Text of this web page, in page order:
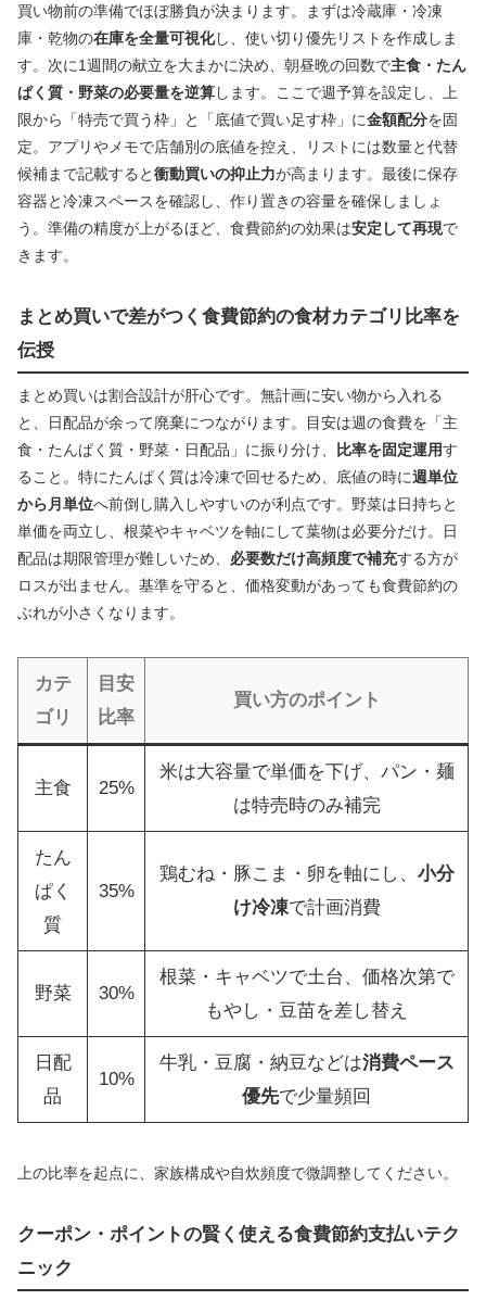
買い物前の準備でほぼ勝負が決まります。まずは冷蔵庫・冷凍
庫・乾物の在庫を全量可視化し、使い切り優先リストを作成しま
す。次に1週間の献立を大まかに決め、朝昼晩の回数で主食・たん
ぱく質・野菜の必要量を逆算します。ここで週予算を設定し、上
限から「特売で買う枠」と「底値で買い足す枠」に金額配分を固
定。アプリやメモで店舗別の底値を控え、リストには数量と代替
候補まで記載すると衝動買いの抑止力が高まります。最後に保存
容器と冷凍スペースを確認し、作り置きの容量を確保しましょ
う。準備の精度が上がるほど、食費節約の効果は安定して再現で
きます。
まとめ買いで差がつく食費節約の食材カテゴリ比率を
伝授
まとめ買いは割合設計が肝心です。無計画に安い物から入れる
と、日配品が余って廃棄につながります。目安は週の食費を「主
食・たんぱく質・野菜・日配品」に振り分け、
比率を固定運用す
ること。特にたんぱく質は冷凍で回せるため、底値の時に週単位
から月単位へ前倒し購入しやすいのが利点です。野菜は日持ちと
単価を両立し、根菜やキャベツを軸にして葉物は必要分だけ。日
配品は期限管理が難しいため、 必要数だけ高頻度で補充する方が
ロスが出ません。基準を守ると、価格変動があっても食費節約の
ぶれが小さくなります。
カテ
ゴリ
目安
比率
買い方のポイント
主食 25%
米は大容量で単価を下げ、パン・麺
は特売時のみ補完
たん
ぱく
質
35%
鶏むね・豚こま・卵を軸にし、 小分
け冷凍で計画消費
野菜 30%
根菜・キャベツで土台、価格次第で
もやし・豆苗を差し替え
日配
品
10%
牛乳・豆腐・納豆などは消費ペース
優先で少量頻回
上の比率を起点に、家族構成や自炊頻度で微調整してください。
クーポン・ポイントの賢く使える食費節約支払いテク
ニック